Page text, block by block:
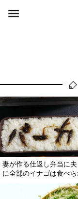
妻が作る仕返し弁当に
に全部のイナゴは食べ